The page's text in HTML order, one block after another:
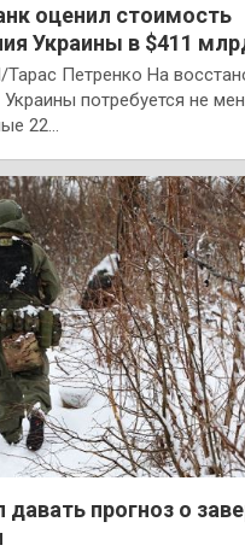
оценил стоимость
Украины в $411
Петренко На
потребуется не
22…
давать прогноз о